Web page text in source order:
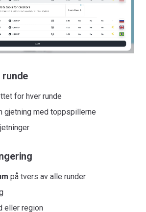
runde
for hver runde
gjetning med toppspillerne
på tvers av alle runder
eller region